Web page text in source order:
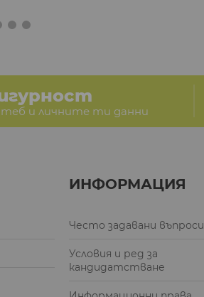
теб и личните ти данни
ИНФОРМАЦИЯ
Често задавани въпроси
Условия и ред за
кандидатстване